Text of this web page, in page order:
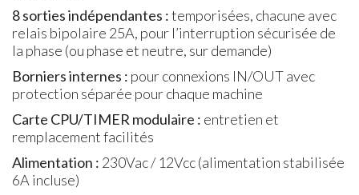
8 sorties indépendantes :temporisées, chacune avec
relais bipolaire 25A, pour l’interruption sécurisée de
la phase (ou phase et neutre, sur demande)
Borniers internes : pour connexions IN/OUT avec
protection séparée pour chaque machine
Carte CPU/TIMER modulaire : entretien et
remplacement facilités
Alimentation : 230Vac / 12Vcc (alimentation stabilisée
6A incluse)